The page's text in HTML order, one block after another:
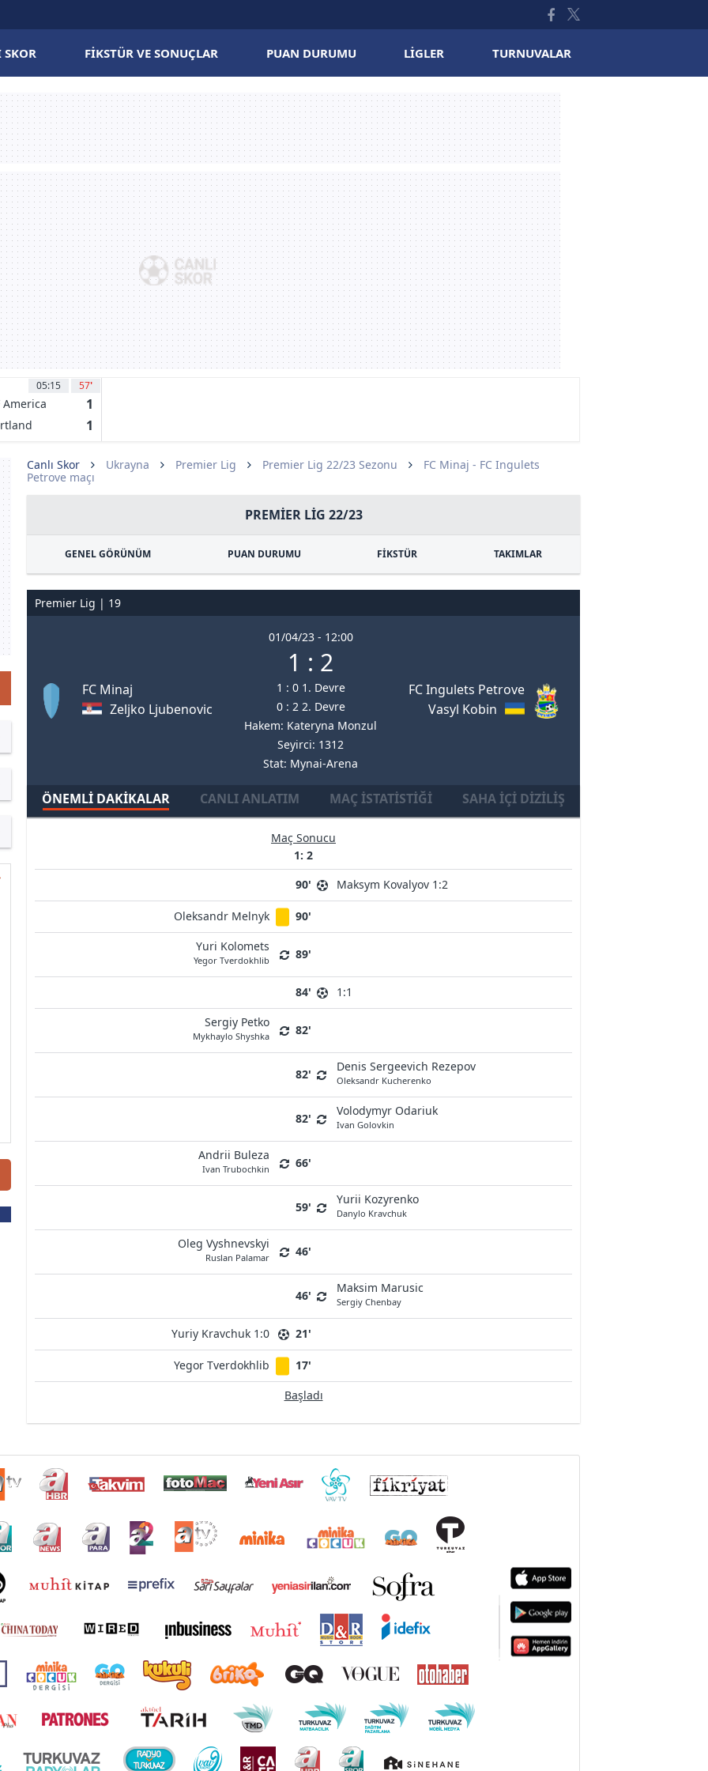
SKOR FIKSTÜR VE SONUÇLAR PUAN DURUMU LIGLER TURNUVALAR
05:15 57'
America 1
1
Canlı Skor Ukrayna Premier Lig Premier Lig 22/23 Sezonu
FC Minaj - FC Ingulets
Petrove maçı
PREMIER LIG 22/23
GENEL GÖRÜNÜM PUAN DURUMU FİKSTÜR TAKIMLAR
Premier Lig | 19
FC Minaj
Zeljko Ljubenovic
01/04/23 - 12:00
1 : 2
1 : 0 1. Devre
0 : 2 2. Devre
Hakem: Kateryna Monzul
Seyirci: 1312
Stat: Mynai-Arena
FC Ingulets Petrove
Vasyl Kobin
ÖNEMLI DAKIKALAR CANLI ANLATIM MAÇ İSTATISTIĞI SAHA İÇI DIZILIŞ
Maç Sonucu
1: 2
90'
Maksym Kovalyov 1:2
Oleksandr Melnyk
90'
Yuri Kolomets
Yegor Tverdokhlib 89'
84'
1:1
Sergiy Petko
Mykhaylo Shyshka 82'
82'
Denis Sergeevich Rezepov
Oleksandr Kucherenko
82'
Volodymyr Odariuk
Ivan Golovkіn
Andrii Buleza
Ivan Trubochkin 66'
59'
Yurii Kozyrenko
Danylo Kravchuk
Oleg Vyshnevskyi
Ruslan Palamar 46'
46'
Maksim Marusic
Sergiy Chenbay
Yuriy Kravchuk 1:0 21'
Yegor Tverdokhlib
17'
Başladı